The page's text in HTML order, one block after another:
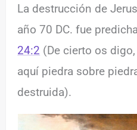
La destrucción de
año 70 DC. fue
24:2 (De cierto os
aquí piedra sobre
destruida).